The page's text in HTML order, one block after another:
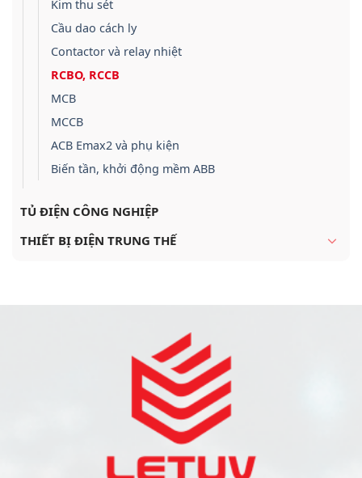
Kim thu sét
Cầu dao cách ly
Contactor và relay nhiệt
RCBO, RCCB
MCB
MCCB
ACB Emax2 và phụ kiện
Biến tần, khởi động mềm ABB
TỦ ĐIỆN CÔNG NGHIỆP
THIẾT BỊ ĐIỆN TRUNG THẾ